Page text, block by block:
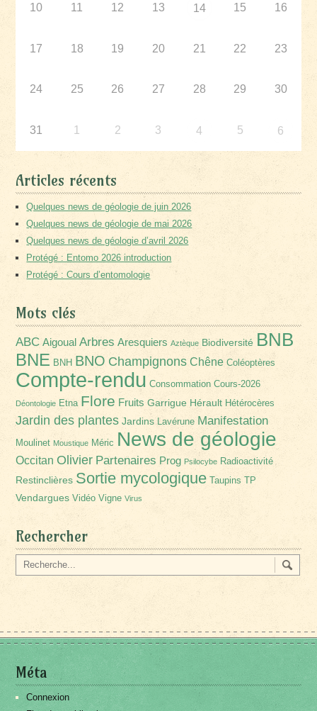
10 11 12 13 14 15 16
17 18 19 20 21 22 23
24 25 26 27 28 29 30
31 1 2 3 4 5 6
Articles récents
Quelques news de géologie de juin 2026
Quelques news de géologie de mai 2026
Quelques news de géologie d’avril 2026
Protégé : Entomo 2026 introduction
Protégé : Cours d’entomologie
Mots clés
ABC Aigoual Arbres Aresquiers Aztèque Biodiversité BNB
BNE BNH BNO Champignons Chêne Coléoptères
Compte-rendu Consommation Cours-2026
Déontologie Etna Flore Fruits Garrigue Hérault Hétérocères
Jardin des plantes Jardins Lavérune Manifestation
Moulinet Moustique Méric News de géologie
Occitan Olivier Partenaires Prog Psilocybe Radioactivité
Restinclières Sortie mycologique Taupins TP
Vendargues Vidéo Vigne Virus
Rechercher
Méta
Connexion